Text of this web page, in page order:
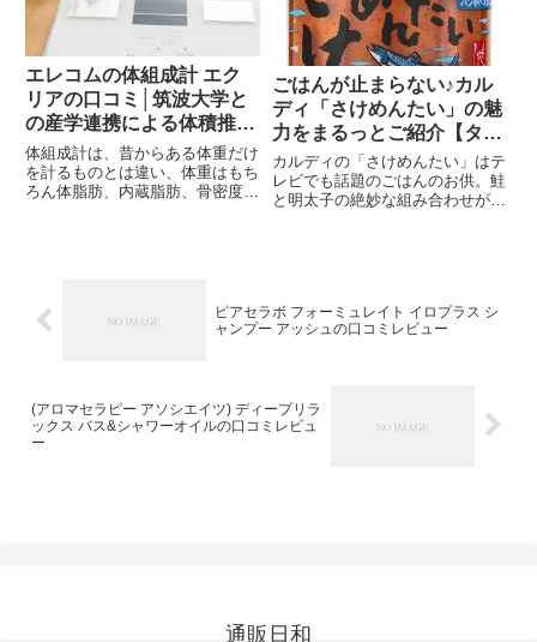
エレコムの体組成計 エク
リアの口コミ│筑波大学と
の産学連携による体積推定
方式
体組成計は、昔からある体重だけ
を計るものとは違い、体重はもち
ろん体脂肪、内蔵脂肪、骨密度、
ごはんが止まらない♪カル
ディ「さけめんたい」の魅
力をまるっとご紹介【タミ
様のお告げ】
カルディの「さけめんたい」はテ
レビでも話題のごはんのお供。鮭
と明太子の絶妙な組み合わせがク
ピアセラボ フォーミュレイト イロプラス シ
ャンプー アッシュの口コミレビュー
(アロマセラピー アソシエイツ) ディープリラ
ックス バス&シャワーオイルの口コミレビュ
ー
通販日和